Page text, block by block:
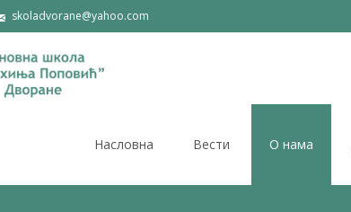
skoladvorane@yahoo.com
Насловна Вести О нама